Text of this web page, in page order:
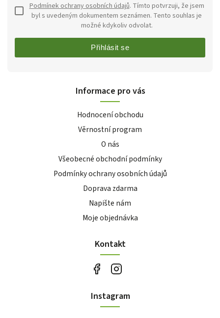
Podmínek ochrany osobních údajů. Tímto potvrzuji, že jsem
byl s uvedeným dokumentem seznámen. Tento souhlas je
možné kdykoliv odvolat.
Přihlásit se
Informace pro vás
Hodnocení obchodu
Věrnostní program
O nás
Všeobecné obchodní podmínky
Podmínky ochrany osobních údajů
Doprava zdarma
Napište nám
Moje objednávka
Kontakt
Instagram